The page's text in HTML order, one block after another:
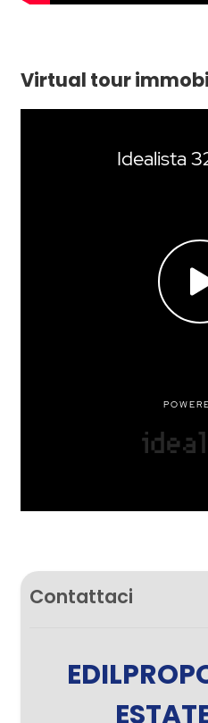
Virtual tour
Contattaci